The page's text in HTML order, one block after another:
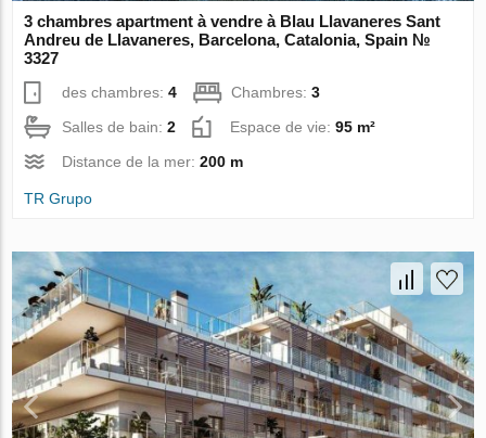
3 chambres apartment à vendre à Blau Llavaneres Sant
Andreu de Llavaneres, Barcelona, Catalonia, Spain №
3327
des chambres:4 Chambres:3
Salles de bain:2 Espace de vie:95 m²
Distance de la mer:200 m
TR Grupo